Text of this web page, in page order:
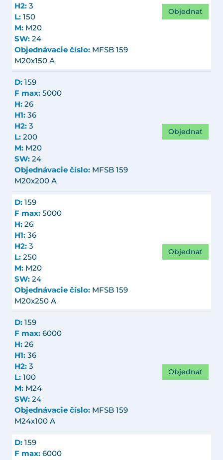
H2: 3
L: 150
M: M20
SW: 24
Objednávacie číslo: MFSB 159
M20x150 A
Objednať
D: 159
F max: 5000
H: 26
H1: 36
H2: 3
L: 200
M: M20
SW: 24
Objednávacie číslo: MFSB 159
M20x200 A
Objednať
D: 159
F max: 5000
H: 26
H1: 36
H2: 3
L: 250
M: M20
SW: 24
Objednávacie číslo: MFSB 159
M20x250 A
Objednať
D: 159
F max: 6000
H: 26
H1: 36
H2: 3
L: 100
M: M24
SW: 24
Objednávacie číslo: MFSB 159
M24x100 A
Objednať
D: 159
F max: 6000